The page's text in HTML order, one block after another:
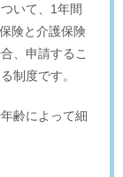
いて、1年間
険と介護保険
、申請するこ
制度です。
齢によって細